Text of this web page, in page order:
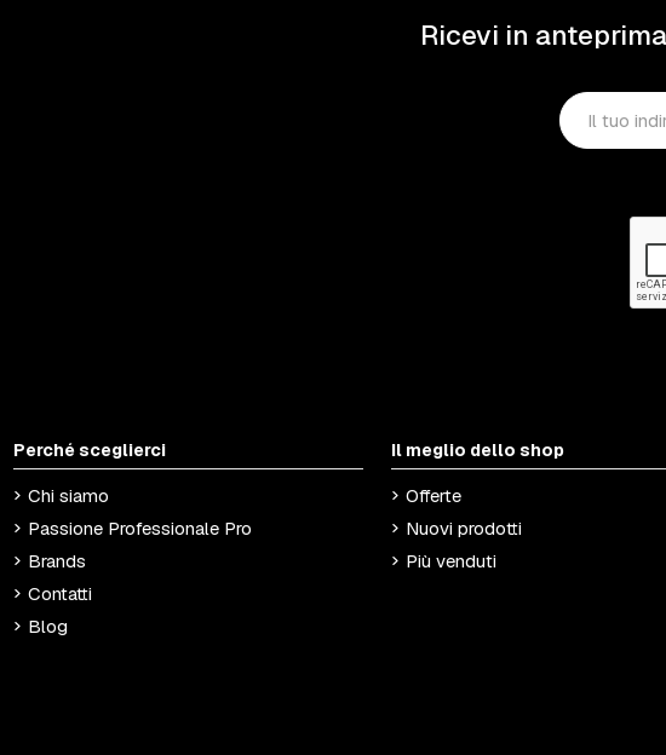
Ricevi in
Perché sceglierci
Chi siamo
Passione Professionale Pro
Brands
Contatti
Blog
Il meglio dello shop
Offerte
Nuovi prodotti
Più venduti